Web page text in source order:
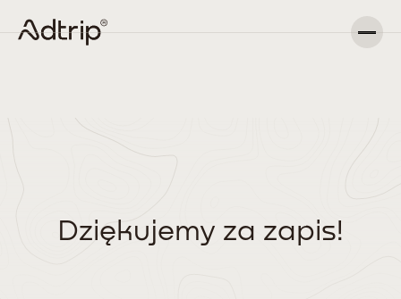
Dziękujemy za zapis!